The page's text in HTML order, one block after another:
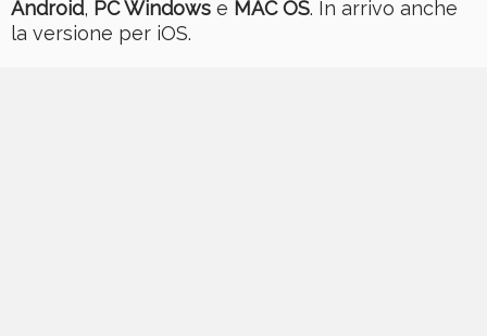
Android, PC Windows e MAC OS. In arrivo anche
la versione per iOS.